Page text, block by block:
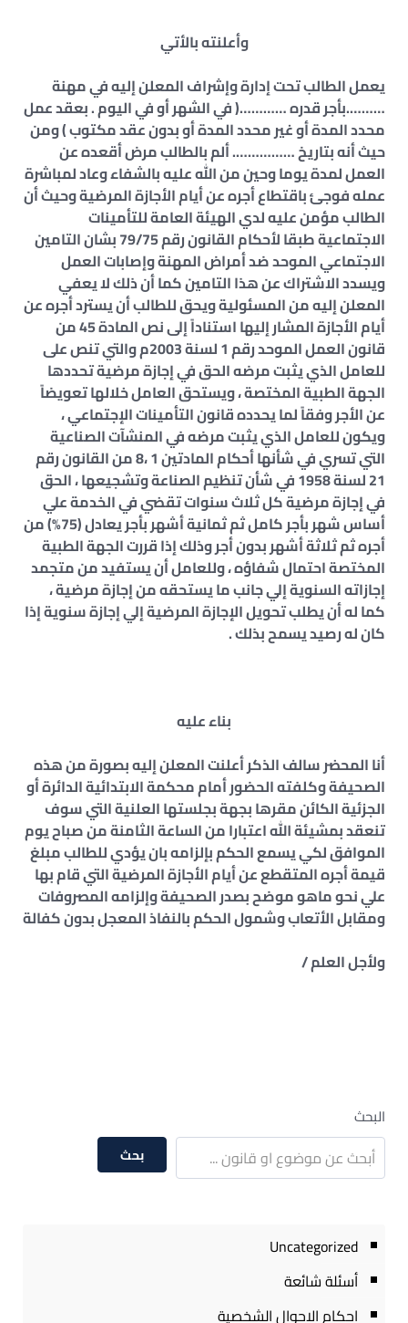
وأعلنته بالأتي
يعمل الطالب تحت إدارة وإشراف المعلن إليه في مهنة
……….بأجر قدره …………( في الشهر أو في اليوم . بعقد عمل
محدد المدة أو غير محدد المدة أو بدون عقد مكتوب ) ومن
حيث أنه بتاريخ ……………. ألم بالطالب مرض أقعده عن
العمل لمدة يوما وحين من الله عليه بالشفاء وعاد لمباشرة
عمله فوجئ باقتطاع أجره عن أيام الأجازة المرضية وحيث أن
الطالب مؤمن عليه لدي الهيئة العامة للتأمينات
الاجتماعية طبقا لأحكام القانون رقم 79/75 بشان التامين
الاجتماعي الموحد ضد أمراض المهنة وإصابات العمل
ويسدد الاشتراك عن هذا التامين كما أن ذلك لا يعفي
المعلن إليه من المسئولية ويحق للطالب أن يسترد أجره عن
أيام الأجازة المشار إليها استناداً إلى نص المادة 45 من
قانون العمل الموحد رقم 1 لسنة 2003م والتي تنص على
للعامل الذي يثبت مرضه الحق في إجازة مرضية تحددها
الجهة الطبية المختصة ، ويستحق العامل خلالها تعويضاً
عن الأجر وفقاً لما يحدده قانون التأمينات الإجتماعي ،
ويكون للعامل الذي يثبت مرضه في المنشآت الصناعية
التي تسري في شأنها أحكام المادتين 1 ،8 من القانون رقم
21 لسنة 1958 في شأن تنظيم الصناعة وتشجيعها ، الحق
في إجازة مرضية كل ثلاث سنوات تقضي في الخدمة علي
أساس شهر بأجر كامل ثم ثمانية أشهر بأجر يعادل (75%) من
أجره ثم ثلاثة أشهر بدون أجر وذلك إذا قررت الجهة الطبية
المختصة احتمال شفاؤه ، وللعامل أن يستفيد من متجمد
إجازاته السنوية إلي جانب ما يستحقه من إجازة مرضية ،
كما له أن يطلب تحويل الإجازة المرضية إلي إجازة سنوية إذا
كان له رصيد يسمح بذلك .
بناء عليه
أنا المحضر سالف الذكر أعلنت المعلن إليه بصورة من هذه
الصحيفة وكلفته الحضور أمام محكمة الابتدائية الدائرة أو
الجزئية الكائن مقرها بجهة بجلستها العلنية التي سوف
تنعقد بمشيئة الله اعتبارا من الساعة الثامنة من صباح يوم
الموافق لكي يسمع الحكم بإلزامه بان يؤدي للطالب مبلغ
قيمة أجره المتقطع عن أيام الأجازة المرضية التي قام بها
علي نحو ماهو موضح بصدر الصحيفة وإلزامه المصروفات
ومقابل الأتعاب وشمول الحكم بالنفاذ المعجل بدون كفالة
ولأجل العلم /
البحث
بحث
Uncategorized
أسئلة شائعة
احكام الاحوال الشخصية